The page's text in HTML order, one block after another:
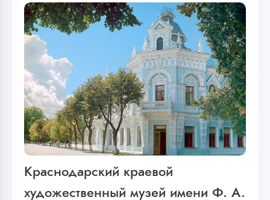
Краснодарский краевой
художественный музей имени Ф. А.